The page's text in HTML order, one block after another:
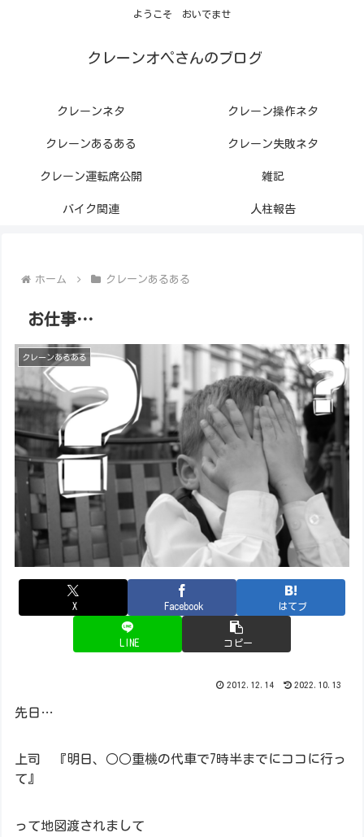
ようこそ おいでませ
クレーンオペさんのブログ
クレーンネタ クレーン操作ネタ
クレーンあるある クレーン失敗ネタ
クレーン運転席公開 雑記
バイク関連 人柱報告
ホーム クレーンあるある
お仕事…
クレーンあるある
X Facebook はてブ
LINE コピー
2012.12.14 2022.10.13
先日…
上司 『明日、○○重機の代車で7時半までにココに行っ
て』
って地図渡されまして